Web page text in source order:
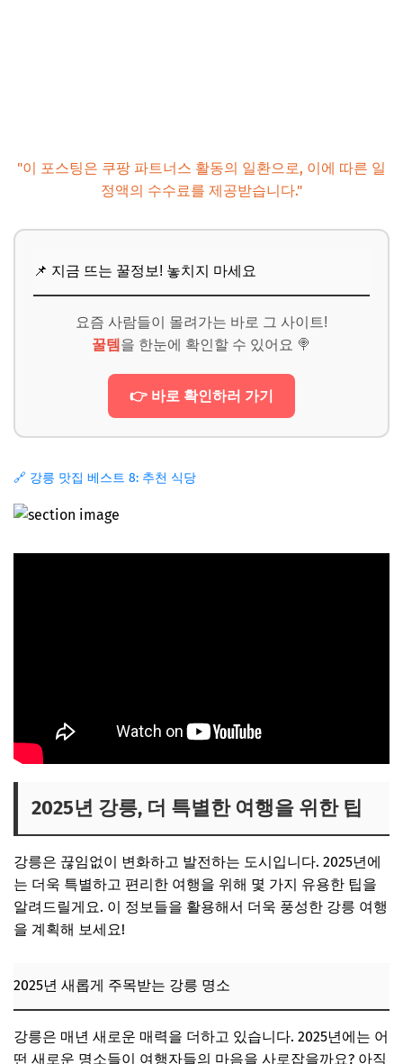
"이 포스팅은 쿠팡 파트너스 활동의 일환으로, 이에 따른 일
정액의 수수료를 제공받습니다."
📌 지금 뜨는 꿀정보! 놓치지 마세요
요즘 사람들이 몰려가는 바로 그 사이트!
꿀템 을 한눈에 확인할 수 있어요 🍭
👉 바로 확인하러 가기
🔗 강릉 맛집 베스트 8: 추천 식당
2025년 강릉, 더 특별한 여행을 위한 팁
강릉은 끊임없이 변화하고 발전하는 도시입니다. 2025년에
는 더욱 특별하고 편리한 여행을 위해 몇 가지 유용한 팁을
알려드릴게요. 이 정보들을 활용해서 더욱 풍성한 강릉 여행
을 계획해 보세요!
2025년 새롭게 주목받는 강릉 명소
강릉은 매년 새로운 매력을 더하고 있습니다. 2025년에는 어
떤 새로운 명소들이 여행자들의 마음을 사로잡을까요? 아직